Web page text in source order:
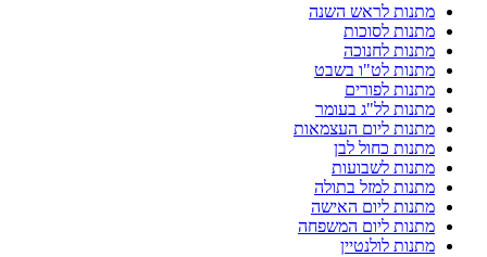
מתנות לראש השנה
מתנות לסוכות
מתנות לחנוכה
מתנות לט"ו בשבט
מתנות לפורים
מתנות לל"ג בעומר
מתנות ליום העצמאות
מתנות כחול לבן
מתנות לשבועות
מתנות למזל בתולה
מתנות ליום האישה
מתנות ליום המשפחה
מתנות לולנטיין